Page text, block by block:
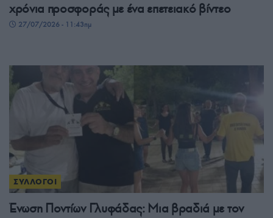
χρόνια προσφοράς με ένα επετειακό βίντεο
27/07/2026 - 11:43πμ
ΣΥΛΛΟΓΟΙ
Ένωση Ποντίων Γλυφάδας: Μια βραδιά με τον